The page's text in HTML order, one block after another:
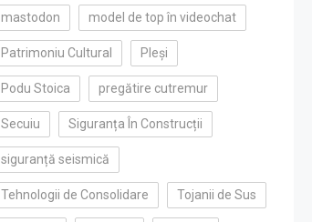
mastodon model de top în videochat
Patrimoniu Cultural Pleși
Podu Stoica pregătire cutremur
Secuiu Siguranța În Construcții
siguranță seismică
Tehnologii de Consolidare Tojanii de Sus